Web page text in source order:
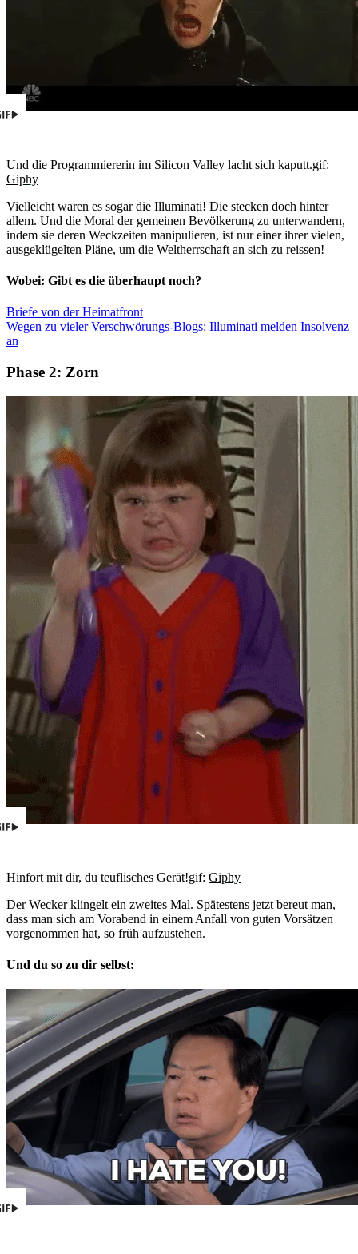
Und die Programmiererin im Silicon Valley lacht sich kaputt.gif:
Giphy
Vielleicht waren es sogar die Illuminati! Die stecken doch hinter
allem. Und die Moral der gemeinen Bevölkerung zu unterwandern,
indem sie deren Weckzeiten manipulieren, ist nur einer ihrer vielen,
ausgeklügelten Pläne, um die Weltherrschaft an sich zu reissen!
Wobei: Gibt es die überhaupt noch?
Briefe von der Heimatfront
Wegen zu vieler Verschwörungs-Blogs: Illuminati melden Insolvenz
an
Phase 2: Zorn
Hinfort mit dir, du teuflisches Gerät!gif: Giphy
Der Wecker klingelt ein zweites Mal. Spätestens jetzt bereut man,
dass man sich am Vorabend in einem Anfall von guten Vorsätzen
vorgenommen hat, so früh aufzustehen.
Und du so zu dir selbst: